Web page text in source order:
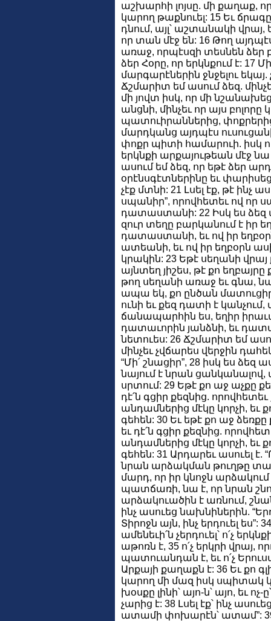
աշխարհի լոյսը. մի քաղաք,
կարող թաքնուել: 15 Եւ
դնում, այլ՝ աշտանակի վրայ,
որ տան մէջ են: 16 Թող
առաջ, որպէսզի տեսնեն ձեր
ձեր Հօրը, որ երկնքում է: 17
մարգարէներին ջնջելու եկայ.
Ճշմարիտ եմ ասում ձեզ.
մի յովտ իսկ, որ մի
անցնի, մինչեւ որ այս
պատուիրաններից,
մարդկանց այդպէս
փոքր պիտի համարուի. իսկ
երկնքի արքայութեան մէջ
ասում եմ ձեզ, որ եթէ ձեր
օրէնսգէտներինը եւ
չէք մտնի: 21 Լսել էք, թէ ինչ
սպանիր”, որովհետեւ ով որ
դատաստանի: 22 Իսկ ես ձեզ
զուր տեղը բարկանում է իր
դատաստանի, եւ ով իր
ատեանի, եւ ով իր եղբօրն
կրակին: 23 Եթէ սեղանի վրայ
այնտեղ յիշես, թէ քո
թող սեղանի առաջ եւ գնա,
ապա եկ, քո ընծան
ունի եւ քեզ դատի է
ճանապարհին ես, եղիր
դատաւորին յանձնի, եւ
նետուես: 26 Ճշմարիտ եմ
մինչեւ չվճարես վերջին
“Մի՛ շնացիր”, 28 իսկ ես ձեզ
նայում է նրան
սրտում: 29 Եթէ քո աջ աչքը
դէ՛ն գցիր քեզնից.
անդամներից մէկը կորչի, եւ
գեհեն: 30 Եւ եթէ քո աջ
եւ դէ՛ն գցիր քեզնից.
անդամներից մէկը կորչի, եւ
գեհեն: 31 Արդարեւ ասուել է.
նրան արձակման թուղթը
մարդ, որ իր կնոջն
պատճառի, նա է, որ նրան
արձակուածին է առնում,
ինչ ասուեց նախնիներին.
Տիրոջն այն, ինչ երդուել ես”:
ամենեւի՛ն չերդուել՝ ո՛չ
աթոռն է, 35 ո՛չ երկրի վրայ,
պատուանդան է, եւ ո՛չ
Արքայի քաղաքն է: 36 Եւ քո
կարող մի մազ իսկ սպիտակ
խօսքը լինի՝ այո-ն՝ այո, եւ
չարից է: 38 Լսել էք՝ ինչ
ատամի փոխարէն՝ ատամ”: 39